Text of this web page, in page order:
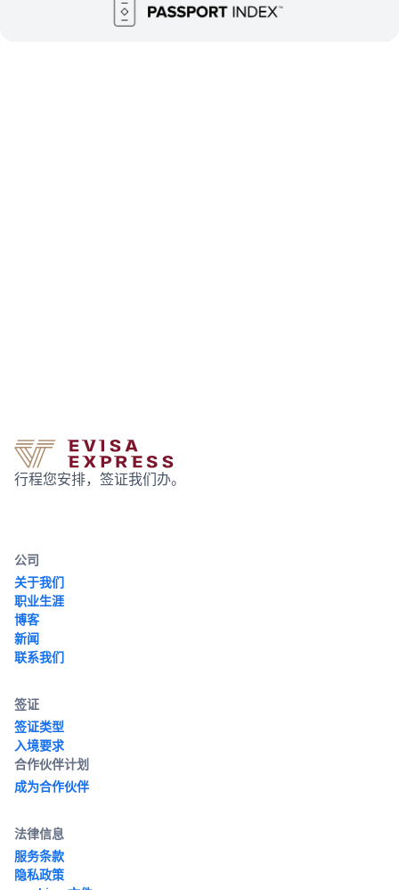
行程您安排，签证我们办。
公司
关于我们
职业生涯
博客
新闻
联系我们
签证
签证类型
入境要求
合作伙伴计划
成为合作伙伴
法律信息
服务条款
隐私政策